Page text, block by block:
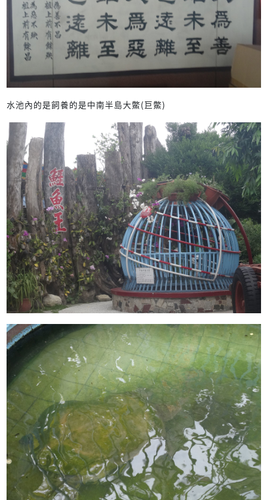
水池內的是飼養的是中南半島大鱉(巨鱉)